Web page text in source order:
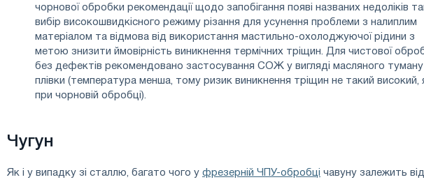
чорнової обробки рекомендації щодо запобігання появі названих недоліків
вибір високошвидкісного режиму різання для усунення проблеми з налиплим
матеріалом та відмова від використання мастильно-охолоджуючої рідини з
метою знизити ймовірність виникнення термічних тріщин. Для чистової
без дефектів рекомендовано застосування СОЖ у вигляді масляного
плівки (температура менша, тому ризик виникнення тріщин не такий високий,
при чорновій обробці).
Чугун
Як і у випадку зі сталлю, багато чого у фрезерній ЧПУ-обробці чавуну залежить